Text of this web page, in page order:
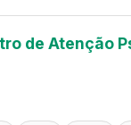
de Atenção